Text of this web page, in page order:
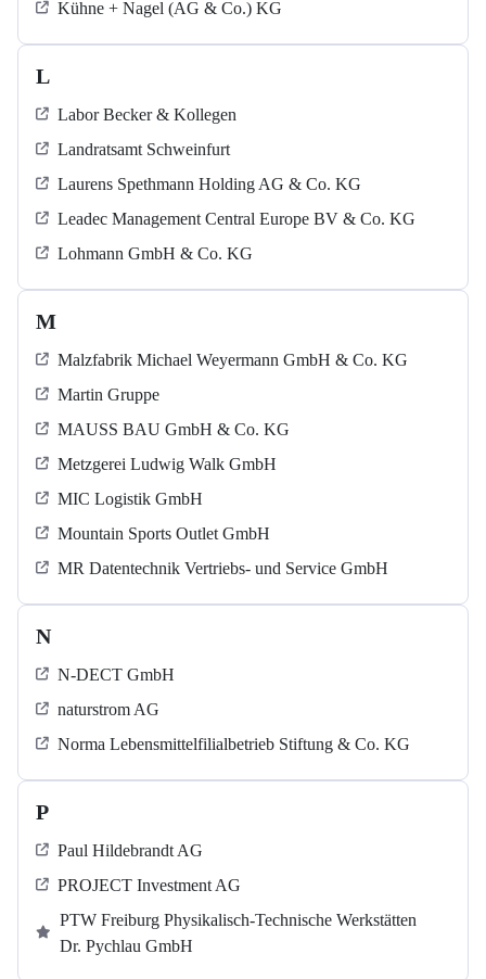
Kühne + Nagel (AG & Co.) KG
L
Labor Becker & Kollegen
Landratsamt Schweinfurt
Laurens Spethmann Holding AG & Co. KG
Leadec Management Central Europe BV & Co. KG
Lohmann GmbH & Co. KG
M
Malzfabrik Michael Weyermann GmbH & Co. KG
Martin Gruppe
MAUSS BAU GmbH & Co. KG
Metzgerei Ludwig Walk GmbH
MIC Logistik GmbH
Mountain Sports Outlet GmbH
MR Datentechnik Vertriebs- und Service GmbH
N
N-DECT GmbH
naturstrom AG
Norma Lebensmittelfilialbetrieb Stiftung & Co. KG
P
Paul Hildebrandt AG
PROJECT Investment AG
PTW Freiburg Physikalisch-Technische Werkstätten
Dr. Pychlau GmbH